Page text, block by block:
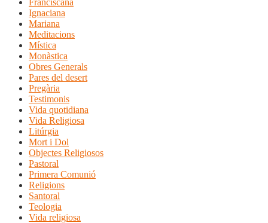
Franciscana
Ignaciana
Mariana
Meditacions
Mística
Monàstica
Obres Generals
Pares del desert
Pregària
Testimonis
Vida quotidiana
Vida Religiosa
Litúrgia
Mort i Dol
Objectes Religiosos
Pastoral
Primera Comunió
Religions
Santoral
Teologia
Vida religiosa